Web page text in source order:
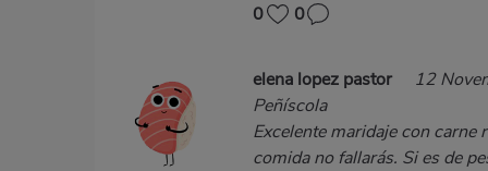
0 0
elena lopez pastor
12
Peñíscola
Excelente maridaje con carne
comida no fallarás. Si es de